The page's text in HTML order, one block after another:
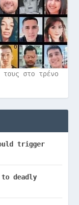
στο τρένο
trigger
deadly